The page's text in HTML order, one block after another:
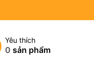
Yêu thích
0 sản phẩm